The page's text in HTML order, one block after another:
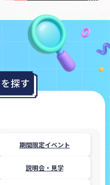
を探す
期間限定イベント
説明会・見学